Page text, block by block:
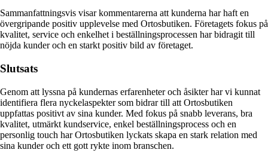
Sammanfattningsvis visar kommentarerna att kunderna har haft en
övergripande positiv upplevelse med Ortosbutiken. Företagets fokus på
kvalitet, service och enkelhet i beställningsprocessen har bidragit till
nöjda kunder och en starkt positiv bild av företaget.
Slutsats
Genom att lyssna på kundernas erfarenheter och åsikter har vi kunnat
identifiera flera nyckelaspekter som bidrar till att Ortosbutiken
uppfattas positivt av sina kunder. Med fokus på snabb leverans, bra
kvalitet, utmärkt kundservice, enkel beställningsprocess och en
personlig touch har Ortosbutiken lyckats skapa en stark relation med
sina kunder och ett gott rykte inom branschen.